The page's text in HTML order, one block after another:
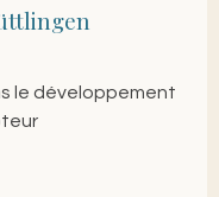
le développement